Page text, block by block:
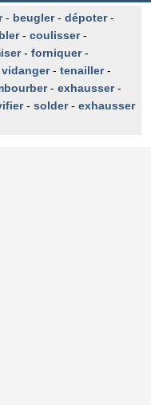
- beugler- dépoter-
- coulisser-
- forniquer-
vidanger- tenailler-
- exhausser-
- solder- exhausser